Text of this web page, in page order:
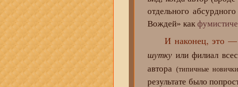
отдельного
Вождей» как
И наконец, это —
шутку или филиал
автора (типичные
результате было